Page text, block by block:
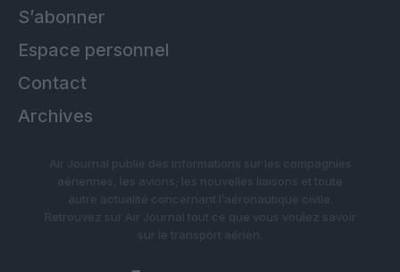
S’abonner
Espace personnel
Contact
Archives